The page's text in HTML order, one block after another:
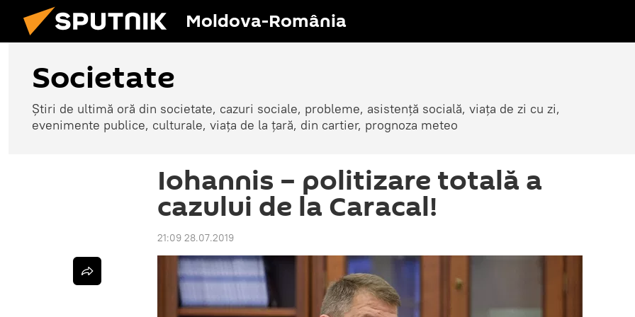
Moldova-România
Societate
Știri de ultimă oră din societate, cazuri sociale, probleme, asistență socială, viața de zi cu zi,
evenimente publice, culturale, viața de la țară, din cartier, prognoza meteo
Iohannis – politizare totală a
cazului de la Caracal!
21:09 28.07.2019